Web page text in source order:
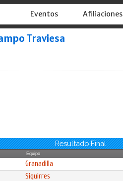
Eventos Afiliaciones
Traviesa
Resultado Final
Equipo
Granadilla
Siquirres